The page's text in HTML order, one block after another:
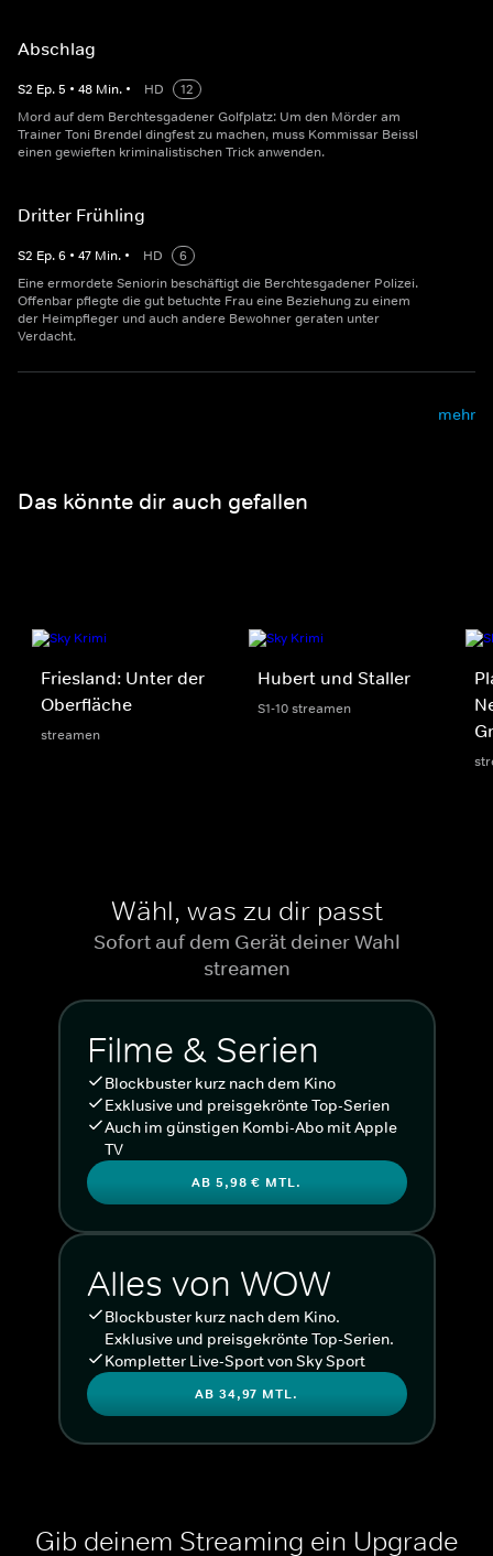
Abschlag
S2 Ep.5 • 48 Min. • HD
12
Mord auf dem Berchtesgadener Golfplatz: Um den Mörder am
Trainer Toni Brendel dingfest zu machen, muss Kommissar Beissl
einen gewieften kriminalistischen Trick anwenden.
Dritter Frühling
S2 Ep.6 • 47 Min. • HD
6
Eine ermordete Seniorin beschäftigt die Berchtesgadener Polizei.
Offenbar pflegte die gut betuchte Frau eine Beziehung zu einem
der Heimpfleger und auch andere Bewohner geraten unter
Verdacht.
mehr
Das könnte dir auch gefallen
Friesland: Unter der
Oberfläche
streamen
Hubert und Staller
S1-10 streamen
Wähl, was zu dir passt
Sofort auf dem Gerät deiner Wahl
streamen
Filme & Serien
Blockbuster kurz nach dem Kino
Exklusive und preisgekrönte Top-Serien
Auch im günstigen Kombi-Abo mit Apple
TV
AB 5,98 € MTL.
Alles von WOW
Blockbuster kurz nach dem Kino.
Exklusive und preisgekrönte Top-Serien.
Kompletter Live-Sport von Sky Sport
AB 34,97 MTL.
Gib deinem Streaming ein Upgrade